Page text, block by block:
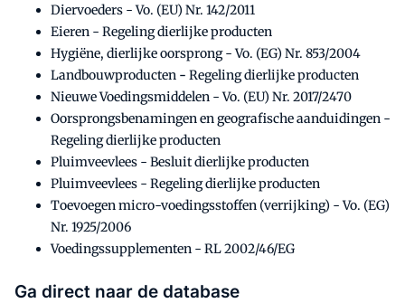
Diervoeders - Vo. (EU) Nr. 142/2011
Eieren - Regeling dierlijke producten
Hygiëne, dierlijke oorsprong - Vo. (EG) Nr. 853/2004
Landbouwproducten - Regeling dierlijke producten
Nieuwe Voedingsmiddelen - Vo. (EU) Nr. 2017/2470
Oorsprongsbenamingen en geografische aanduidingen -
Regeling dierlijke producten
Pluimveevlees - Besluit dierlijke producten
Pluimveevlees - Regeling dierlijke producten
Toevoegen micro-voedingsstoffen (verrijking) - Vo. (EG)
Nr. 1925/2006
Voedingssupplementen - RL 2002/46/EG
Ga direct naar de database